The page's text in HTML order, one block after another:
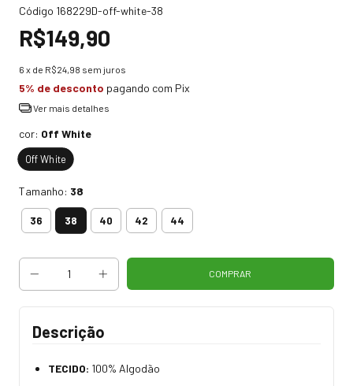
Código 168229D-off-white-38
R$149,90
6 x de R$24,98 sem juros
5% de desconto pagando com Pix
Ver mais detalhes
cor: Off White
Off White
Tamanho: 38
36 38 40 42 44
Descrição
TECIDO: 100% Algodão